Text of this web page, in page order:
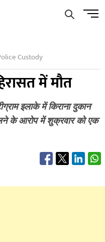
Menu
Custody
में मौत
इलाके में किराना दुकान
के आरोप में शुक्रवार को एक